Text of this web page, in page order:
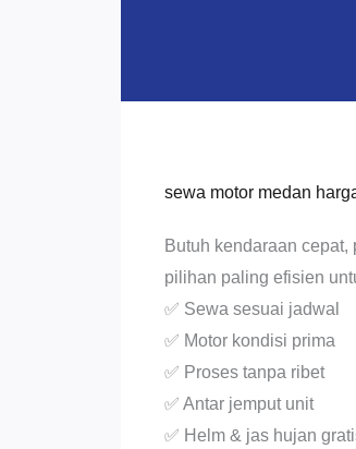
sewa motor medan
Butuh kendaraan
pilihan paling efisien
✅ Sewa sesuai jadwal
✅ Motor kondisi prima
✅ Proses tanpa ribet
✅ Antar jemput unit
✅ Helm & jas hujan